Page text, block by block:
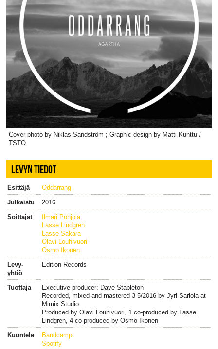
Cover photo by Niklas Sandström ; Graphic design by Matti Kunttu /
TSTO
LEVYN TIEDOT
Esittäjä
Oddarrang
Julkaistu
2016
Soittajat
Ilmari Pohjola
Lasse Lindgren
Lasse Sakara
Olavi Louhivuori
Osmo Ikonen
Levy-
yhtiö
Edition Records
Tuottaja
Executive producer: Dave Stapleton
Recorded, mixed and mastered 3-5/2016 by Jyri Sariola at
Mimix Studio
Produced by Olavi Louhivuori, 1 co-produced by Lasse
Lindgren, 4 co-produced by Osmo Ikonen
Kuuntele
Bandcamp
Spotify